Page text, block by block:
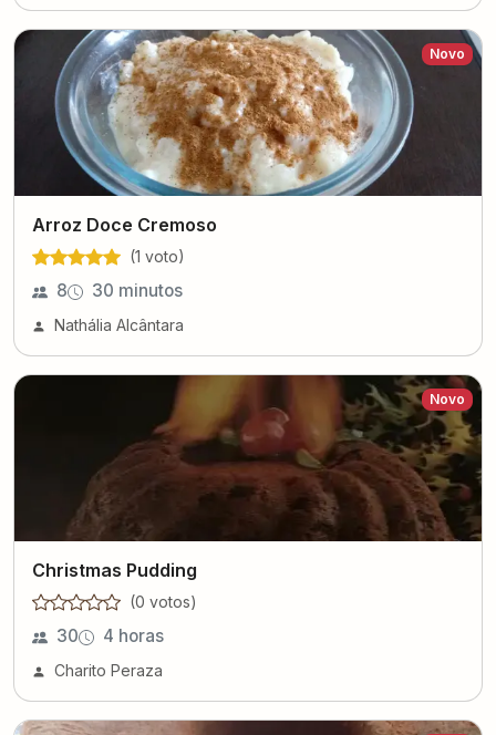
Novo
Arroz Doce Cremoso
(1 voto)
8 30 minutos
Nathália Alcântara
Novo
Christmas Pudding
(0 votos)
30 4 horas
Charito Peraza